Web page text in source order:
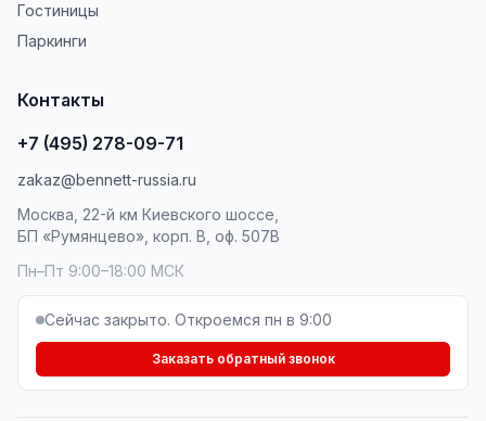
Гостиницы
Паркинги
Контакты
+7 (495) 278-09-71
zakaz@bennett-russia.ru
Москва, 22-й км Киевского шоссе,
БП «Румянцево», корп. В, оф. 507В
Пн–Пт 9:00–18:00 МСК
Сейчас закрыто. Откроемся пн в 9:00
Заказать обратный звонок